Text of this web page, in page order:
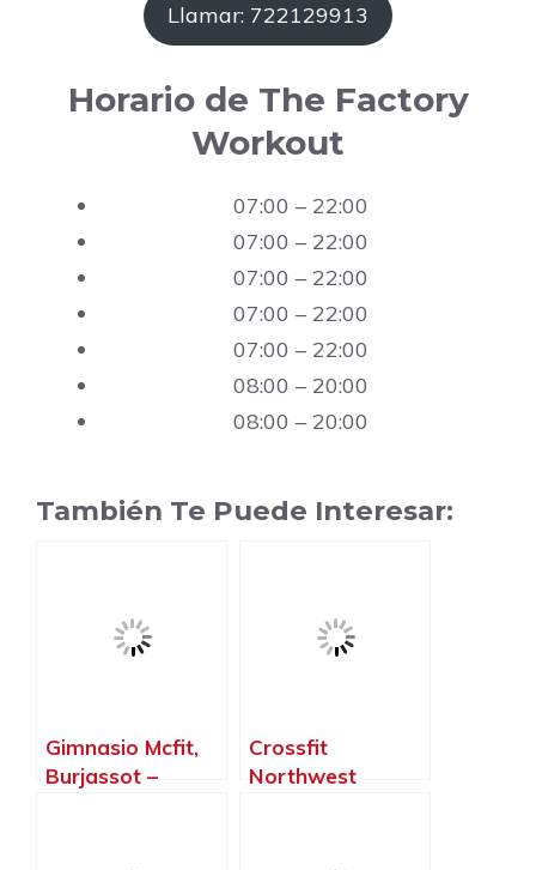
Llamar: 722129913
Horario de The Factory
Workout
07:00 – 22:00
07:00 – 22:00
07:00 – 22:00
07:00 – 22:00
07:00 – 22:00
08:00 – 20:00
08:00 – 20:00
También Te Puede Interesar:
Gimnasio Mcfit,
Burjassot –
Crossfit
Northwest